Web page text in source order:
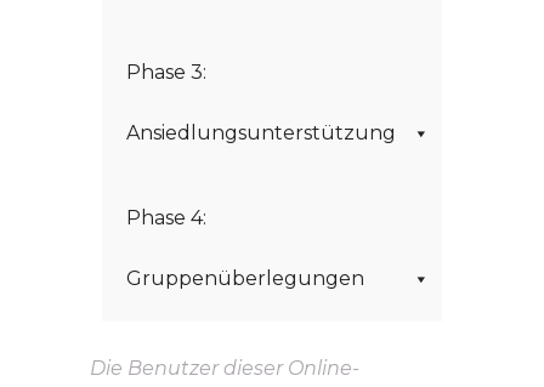
Phase 3:
Ansiedlungsunterstützung
Phase 4:
Gruppenüberlegungen
Die Benutzer dieser Online-